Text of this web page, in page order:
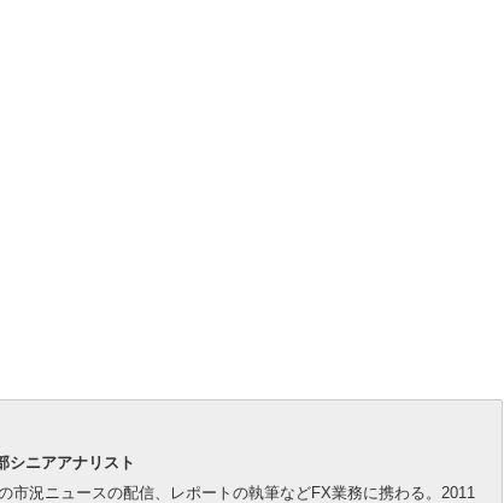
シニアアナリスト
市況ニュースの配信、レポートの執筆などFX業務に携わる。2011